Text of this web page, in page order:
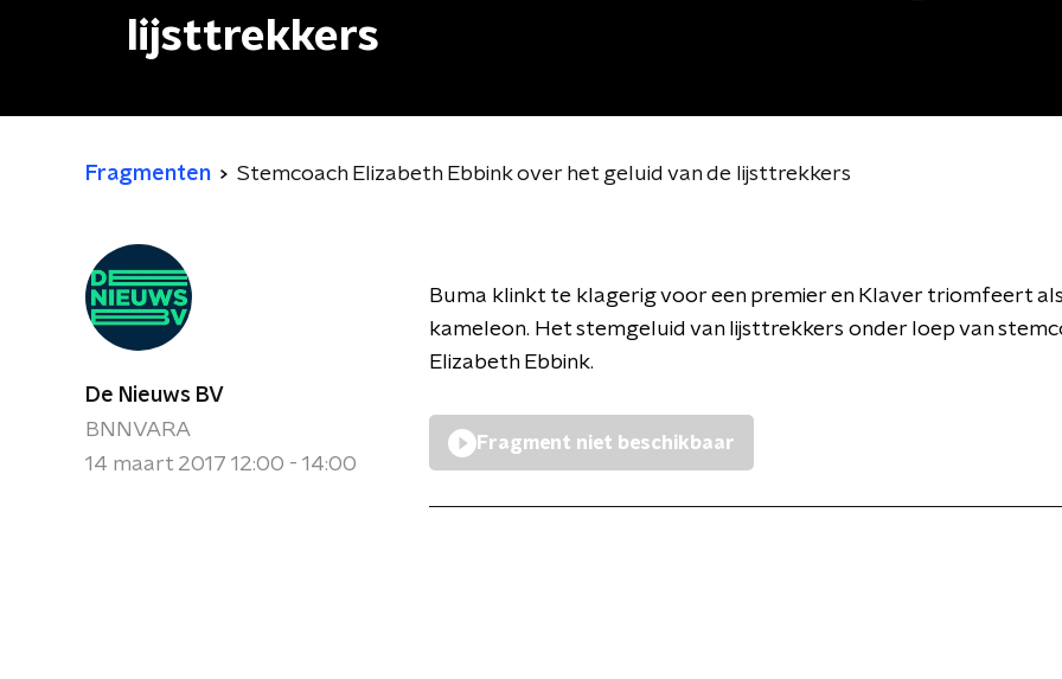
lijsttrekkers
Fragmenten Stemcoach Elizabeth Ebbink over het geluid van de lijsttrekkers
De Nieuws BV
BNNVARA
14 maart 2017 12:00 - 14:00
Buma klinkt te klagerig voor een premier en Klaver triomfeert als
kameleon. Het stemgeluid van lijsttrekkers onder loep van
Elizabeth Ebbink.
Fragment niet beschikbaar